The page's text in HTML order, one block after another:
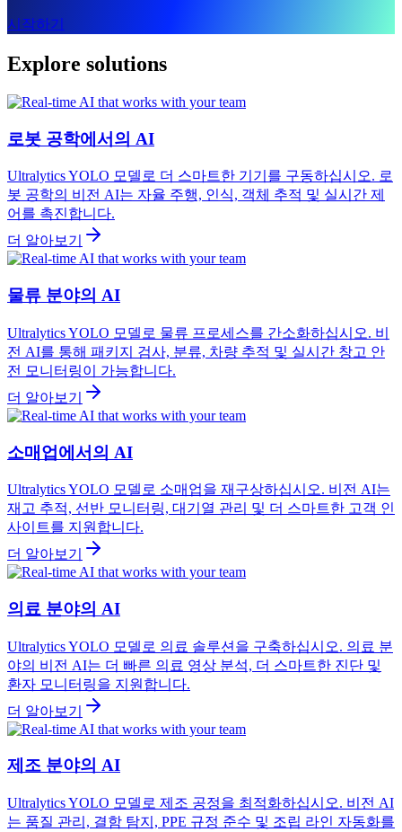
시작하기
Explore solutions
로봇 공학에서의 AI
Ultralytics YOLO 모델로 더 스마트한 기기를 구동하십시오. 로
봇 공학의 비전 AI는 자율 주행, 인식, 객체 추적 및 실시간 제
어를 촉진합니다.
더 알아보기
물류 분야의 AI
Ultralytics YOLO 모델로 물류 프로세스를 간소화하십시오. 비
전 AI를 통해 패키지 검사, 분류, 차량 추적 및 실시간 창고 안
전 모니터링이 가능합니다.
더 알아보기
소매업에서의 AI
Ultralytics YOLO 모델로 소매업을 재구상하십시오. 비전 AI는
재고 추적, 선반 모니터링, 대기열 관리 및 더 스마트한 고객 인
사이트를 지원합니다.
더 알아보기
의료 분야의 AI
Ultralytics YOLO 모델로 의료 솔루션을 구축하십시오. 의료 분
야의 비전 AI는 더 빠른 의료 영상 분석, 더 스마트한 진단 및
환자 모니터링을 지원합니다.
더 알아보기
제조 분야의 AI
Ultralytics YOLO 모델로 제조 공정을 최적화하십시오. 비전 AI
는 품질 관리, 결함 탐지, PPE 규정 준수 및 조립 라인 자동화를